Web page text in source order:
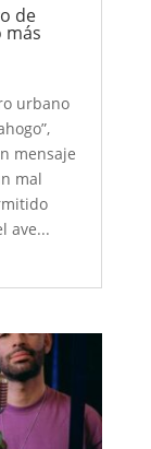
de
más
urbano
mensaje
mal
ave...